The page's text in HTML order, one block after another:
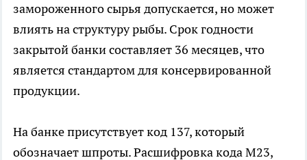
замороженного сырья допускается, но может
влиять на структуру рыбы. Срок годности
закрытой банки составляет 36 месяцев, что
является стандартом для консервированной
продукции.
На банке присутствует код 137, который
обозначает шпроты. Расшифровка кода М23,